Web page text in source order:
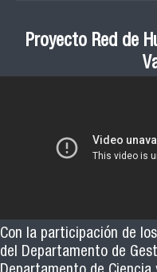
Proyecto Red de
Con la participación de
del Departamento de